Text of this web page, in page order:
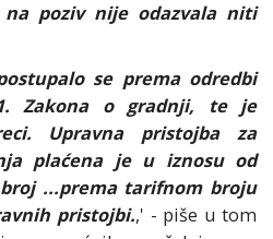
poziv nije odazvala niti
se prema odredbi
Zakona o gradnji, te je
Upravna pristojba za
plaćena je u iznosu od
...prema tarifnom broju
pristojbi.,' - piše u tom